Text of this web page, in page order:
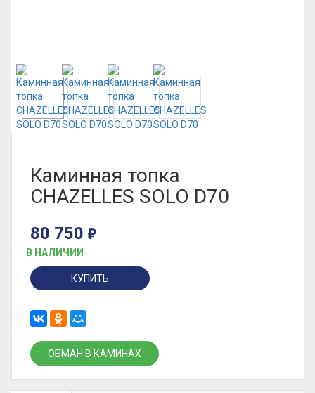
Каминная топка
CHAZELLES SOLO D70
80 750 ₽
В НАЛИЧИИ
КУПИТЬ
ОБМАН В КАМИНАХ